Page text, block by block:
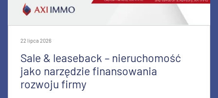
22 lipca 2026
Sale & leaseback – nieruchomość
jako narzędzie finansowania
rozwoju firmy